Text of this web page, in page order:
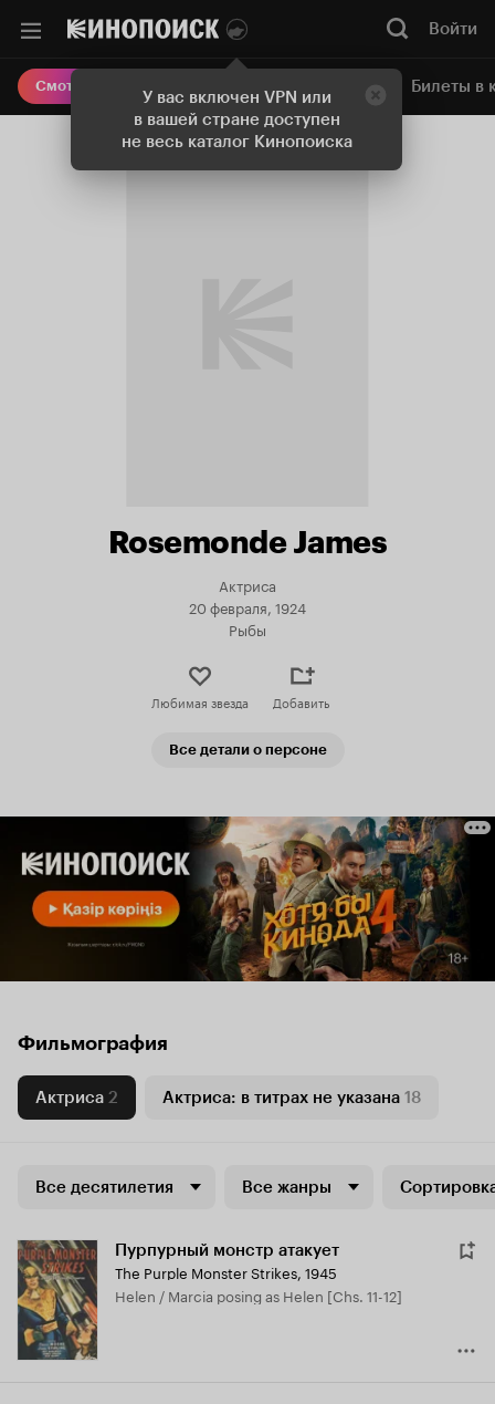
У вас включен VPN или
в вашей стране доступен
не весь каталог Кинопоиска
Войти
Смотреть кино Онлайн-кинотеатр Билеты в
Rosemonde James
Актриса
20 февраля, 1924
Рыбы
Любимая звезда Добавить
Все детали о персоне
Фильмография
Актриса 2 Актриса: в титрах не указана 18
Все десятилетия Все жанры
Пурпурный монстр атакует
The Purple Monster Strikes, 1945
Helen / Marcia posing as Helen [Chs. 11-12]